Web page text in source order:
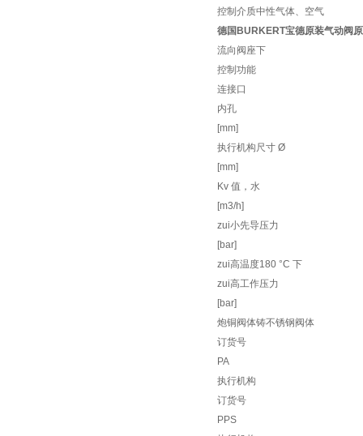
控制介质中性气体、空气
德国BURKERT宝德原装气动阀
流向阀座下
控制功能
连接口
内孔
[mm]
执行机构尺寸 Ø
[mm]
Kv 值，水
[m3/h]
zui小先导压力
[bar]
zui高温度180 °C 下
zui高工作压力
[bar]
炮铜阀体铸不锈钢阀体
订货号
PA
执行机构
订货号
PPS